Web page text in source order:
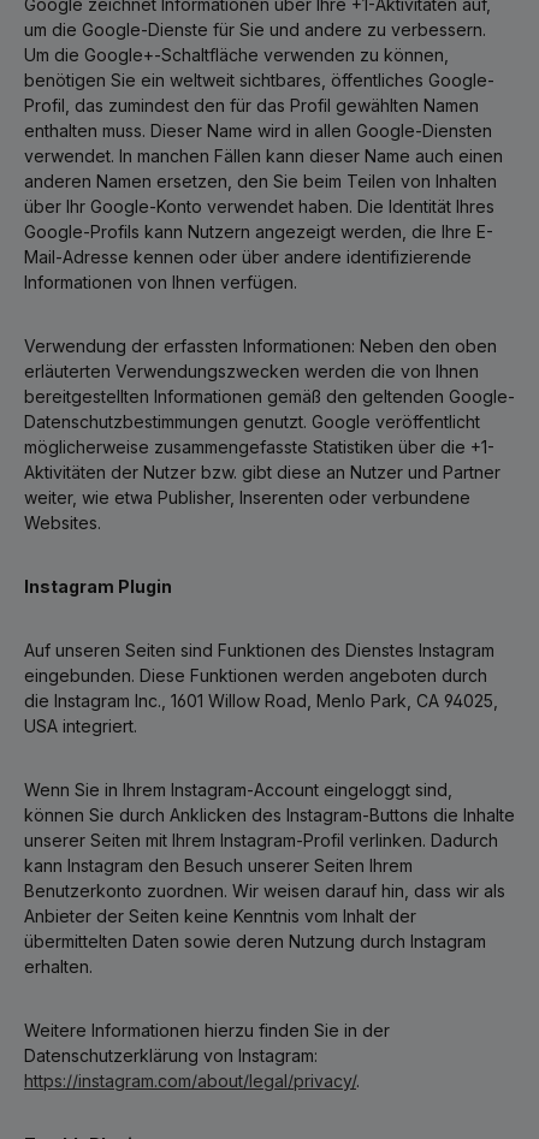
Google zeichnet Informationen über Ihre +1-Aktivitäten auf,
um die Google-Dienste für Sie und andere zu verbessern.
Um die Google+-Schaltfläche verwenden zu können,
benötigen Sie ein weltweit sichtbares, öffentliches Google-
Profil, das zumindest den für das Profil gewählten Namen
enthalten muss. Dieser Name wird in allen Google-Diensten
verwendet. In manchen Fällen kann dieser Name auch einen
anderen Namen ersetzen, den Sie beim Teilen von Inhalten
über Ihr Google-Konto verwendet haben. Die Identität Ihres
Google-Profils kann Nutzern angezeigt werden, die Ihre E-
Mail-Adresse kennen oder über andere identifizierende
Informationen von Ihnen verfügen.
Verwendung der erfassten Informationen: Neben den oben
erläuterten Verwendungszwecken werden die von Ihnen
bereitgestellten Informationen gemäß den geltenden Google-
Datenschutzbestimmungen genutzt. Google veröffentlicht
möglicherweise zusammengefasste Statistiken über die +1-
Aktivitäten der Nutzer bzw. gibt diese an Nutzer und Partner
weiter, wie etwa Publisher, Inserenten oder verbundene
Websites.
Instagram Plugin
Auf unseren Seiten sind Funktionen des Dienstes Instagram
eingebunden. Diese Funktionen werden angeboten durch
die Instagram Inc., 1601 Willow Road, Menlo Park, CA 94025,
USA integriert.
Wenn Sie in Ihrem Instagram-Account eingeloggt sind,
können Sie durch Anklicken des Instagram-Buttons die Inhalte
unserer Seiten mit Ihrem Instagram-Profil verlinken. Dadurch
kann Instagram den Besuch unserer Seiten Ihrem
Benutzerkonto zuordnen. Wir weisen darauf hin, dass wir als
Anbieter der Seiten keine Kenntnis vom Inhalt der
übermittelten Daten sowie deren Nutzung durch Instagram
erhalten.
Weitere Informationen hierzu finden Sie in der
Datenschutzerklärung von Instagram:
https://instagram.com/about/legal/privacy/.